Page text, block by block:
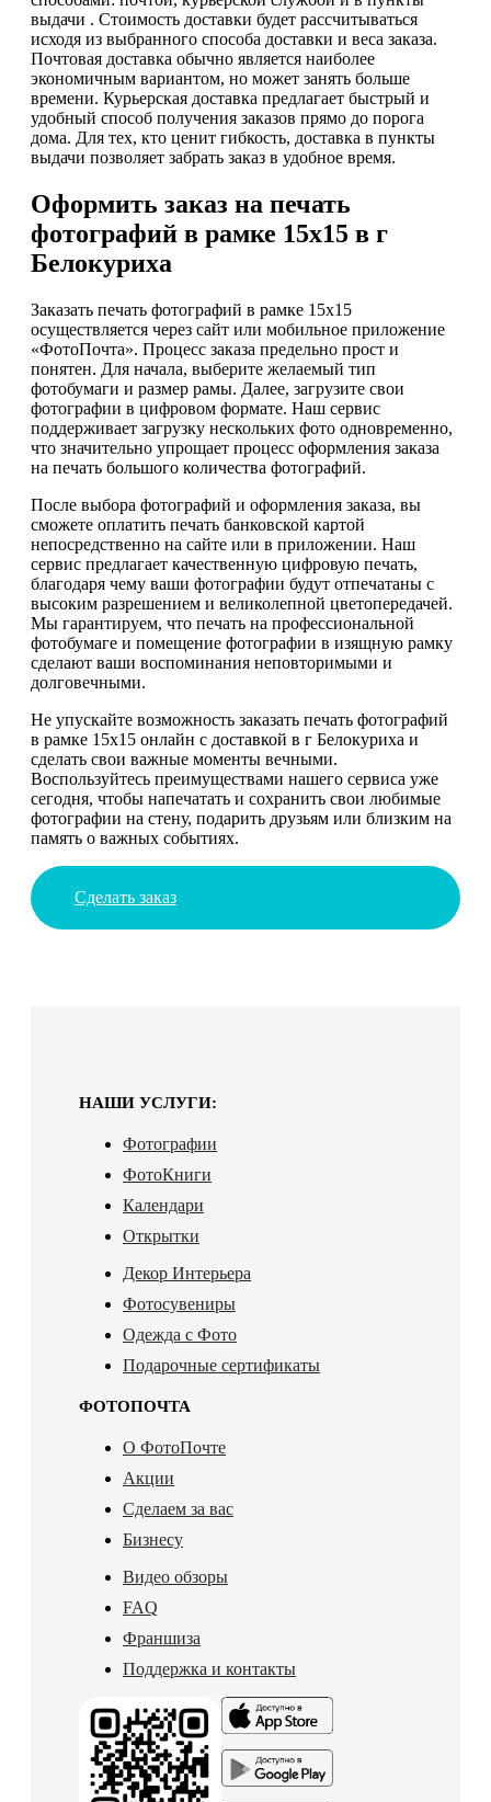
выдачи . Стоимость доставки будет рассчитываться
исходя из выбранного способа доставки и веса заказа.
Почтовая доставка обычно является наиболее
экономичным вариантом, но может занять больше
времени. Курьерская доставка предлагает быстрый и
удобный способ получения заказов прямо до порога
дома. Для тех, кто ценит гибкость, доставка в пункты
выдачи позволяет забрать заказ в удобное время.
Оформить заказ на печать
фотографий в рамке 15х15 в г
Белокуриха
Заказать печать фотографий в рамке 15х15
осуществляется через сайт или мобильное приложение
«ФотоПочта». Процесс заказа предельно прост и
понятен. Для начала, выберите желаемый тип
фотобумаги и размер рамы. Далее, загрузите свои
фотографии в цифровом формате. Наш сервис
поддерживает загрузку нескольких фото одновременно,
что значительно упрощает процесс оформления заказа
на печать большого количества фотографий.
После выбора фотографий и оформления заказа, вы
сможете оплатить печать банковской картой
непосредственно на сайте или в приложении. Наш
сервис предлагает качественную цифровую печать,
благодаря чему ваши фотографии будут отпечатаны с
высоким разрешением и великолепной цветопередачей.
Мы гарантируем, что печать на профессиональной
фотобумаге и помещение фотографии в изящную рамку
сделают ваши воспоминания неповторимыми и
долговечными.
Не упускайте возможность заказать печать фотографий
в рамке 15х15 онлайн с доставкой в г Белокуриха и
сделать свои важные моменты вечными.
Воспользуйтесь преимуществами нашего сервиса уже
сегодня, чтобы напечатать и сохранить свои любимые
фотографии на стену, подарить друзьям или близким на
память о важных событиях.
Сделать заказ
НАШИ УСЛУГИ:
Фотографии
ФотоКниги
Календари
Открытки
Декор Интерьера
Фотосувениры
Одежда с Фото
Подарочные сертификаты
ФОТОПОЧТА
О ФотоПочте
Акции
Сделаем за вас
Бизнесу
Видео обзоры
FAQ
Франшиза
Поддержка и контакты